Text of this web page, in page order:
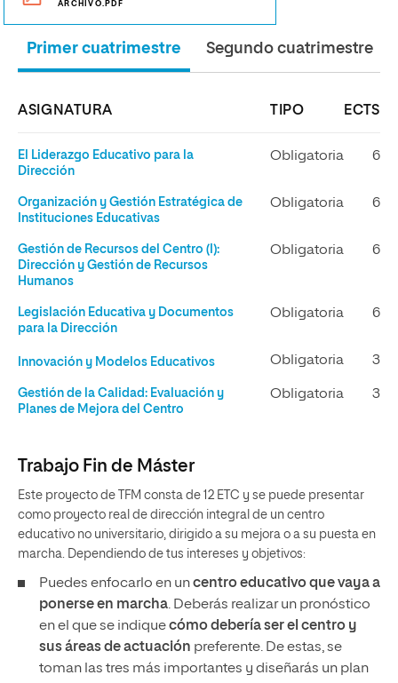
ARCHIVO.PDF
Primer cuatrimestre Segundo cuatrimestre
ASIGNATURA TIPO ECTS
El Liderazgo Educativo para la
Dirección
Obligatoria 6
Organización y Gestión Estratégica de
Instituciones Educativas
Obligatoria 6
Gestión de Recursos del Centro (I):
Dirección y Gestión de Recursos
Humanos
Obligatoria 6
Legislación Educativa y Documentos
para la Dirección
Obligatoria 6
Innovación y Modelos Educativos Obligatoria 3
Gestión de la Calidad: Evaluación y
Planes de Mejora del Centro
Obligatoria 3
Trabajo Fin de Máster
Este proyecto de TFM consta de 12 ETC y se puede presentar
como proyecto real de dirección integral de un centro
educativo no universitario, dirigido a su mejora o a su puesta en
marcha. Dependiendo de tus intereses y objetivos:
Puedes enfocarlo en uncentro educativo que vaya a
ponerse en marcha. Deberás realizar un pronóstico
en el que se indiquecómo debería ser el centro y
sus áreas de actuación preferente. De estas, se
toman las tres más importantes y diseñarás un plan